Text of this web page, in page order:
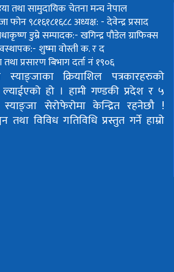
तथा सामुदायिक चेतना मन्च नेपाल
फोन ९८१६१८१६८८अध्यक्ष: - देवेन्द्र प्रसाद
डुम्रेसम्पादक:- खगिन्द्र पौडेलग्राफिक्स
शुष्मा वोस्तीक. र द
प्रसारण बिभाग दर्ता नं १९०६
क्रियाशिल पत्रकारहरुको
हो । हामी गण्डकी प्रदेश र ५
सेरोफेरोमा केन्द्रित रहनेछौ !
तथा विविध गतिविधि प्रस्तुत गर्ने हाम्रो